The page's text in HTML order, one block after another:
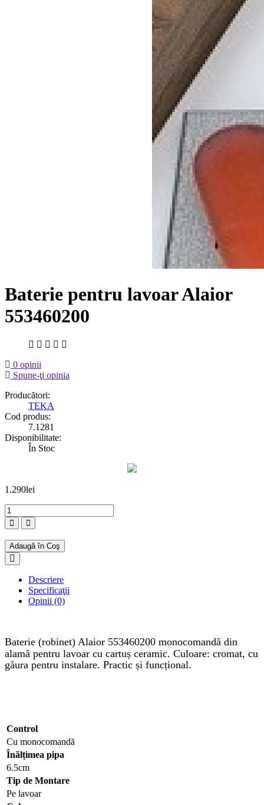
Baterie pentru lavoar Alaior
553460200
0 opinii
Spune-ţi opinia
Producători:
TEKA
Cod produs:
7.1281
Disponibilitate:
În Stoc
1.290lei
Adaugă în Coş
Descriere
Specificaţii
Opinii (0)
Baterie (robinet) Alaior 553460200 monocomandă din
alamă pentru lavoar cu cartuș ceramic. Culoare: cromat, cu
găura pentru instalare. Practic și funcțional.
Control
Cu monocomandă
Înălțimea pipa
6.5cm
Tip de Montare
Pe lavoar